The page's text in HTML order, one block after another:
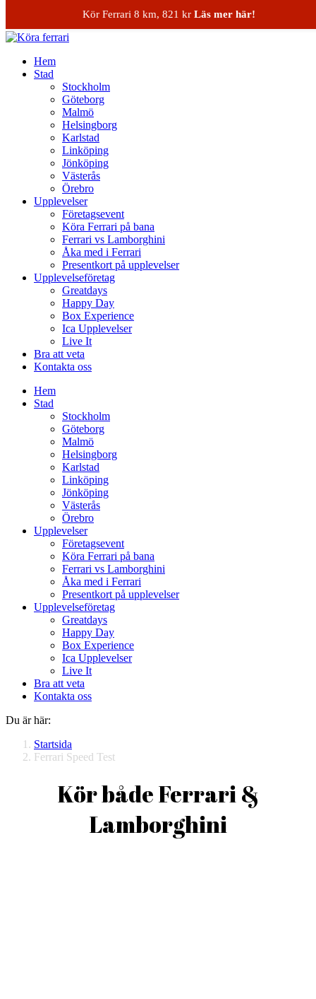
Hem
Stad
Stockholm
Göteborg
Malmö
Helsingborg
Karlstad
Linköping
Jönköping
Västerås
Örebro
Upplevelser
Företagsevent
Köra Ferrari på bana
Ferrari vs Lamborghini
Åka med i Ferrari
Presentkort på upplevelser
Upplevelseföretag
Greatdays
Happy Day
Box Experience
Ica Upplevelser
Live It
Bra att veta
Kontakta oss
Hem
Stad
Stockholm
Göteborg
Malmö
Helsingborg
Karlstad
Linköping
Jönköping
Västerås
Örebro
Upplevelser
Företagsevent
Köra Ferrari på bana
Ferrari vs Lamborghini
Åka med i Ferrari
Presentkort på upplevelser
Upplevelseföretag
Greatdays
Happy Day
Box Experience
Ica Upplevelser
Live It
Bra att veta
Kontakta oss
Du är här:
Startsida
Ferrari Speed Test
Kör både Ferrari &
Lamborghini
Kör Ferrari 8 km, 821 kr Läs mer här!